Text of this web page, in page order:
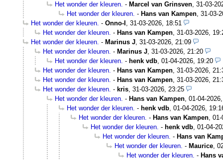
Het wonder der kleuren. - Marcel van Grinsven, 31-03-
Het wonder der kleuren. - Hans van Kampen, 31-03-
Het wonder der kleuren. - Onno-I , 31-03-2026, 18:51
Het wonder der kleuren. - Hans van Kampen, 31-03-2026,
Het wonder der kleuren. - Marinus J, 31-03-2026, 21:09
Het wonder der kleuren. - Marinus J, 31-03-2026, 21:20
Het wonder der kleuren. - henk vdb, 01-04-2026, 19:20
Het wonder der kleuren. - Hans van Kampen, 31-03-2026,
Het wonder der kleuren. - Hans van Kampen, 31-03-2026,
Het wonder der kleuren. - kris, 31-03-2026, 23:25
Het wonder der kleuren. - Hans van Kampen, 01-04-
Het wonder der kleuren. - henk vdb, 01-04-2026,
Het wonder der kleuren. - Hans van Kampen, 01-
Het wonder der kleuren. - henk vdb, 01-04-
Het wonder der kleuren. - Hans van
Het wonder der kleuren. - Maurice,
Het wonder der kleuren. - Hans